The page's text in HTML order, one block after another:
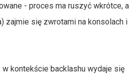
- proces ma ruszyć wkrótce, a
zajmie się zwrotami na konsolach i
w kontekście backlashu wydaje się